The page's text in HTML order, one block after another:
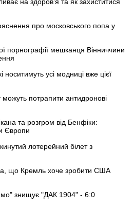
про московського попа у
порнографії мешканця Вінниччини
носитимуть усі модниці вже цієї
потрапити антидронові
та розгром від Бенфіки:
Європи
лотерейний білет з
що Кремль хоче зробити США
знищує "ДАК 1904" - 6:0